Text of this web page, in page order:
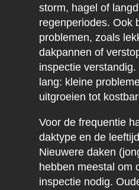
storm, hagel of
regenperiodes. Ook
problemen, zoals
dakpannen of
inspectie
lang: kleine
uitgroeien tot
Voor de frequentie
daktype en de
Nieuwere daken
hebben meestal om
inspectie nodig.